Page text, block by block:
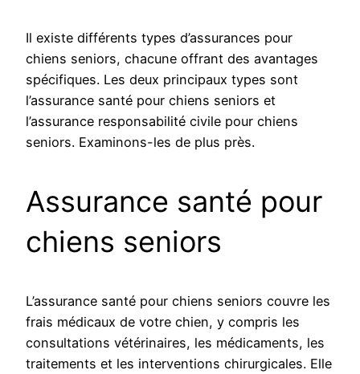
Il existe différents types d’assurances pour
chiens seniors, chacune offrant des avantages
spécifiques. Les deux principaux types sont
l’assurance santé pour chiens seniors et
l’assurance responsabilité civile pour chiens
seniors. Examinons-les de plus près.
Assurance santé pour
chiens seniors
L’assurance santé pour chiens seniors couvre les
frais médicaux de votre chien, y compris les
consultations vétérinaires, les médicaments, les
traitements et les interventions chirurgicales. Elle